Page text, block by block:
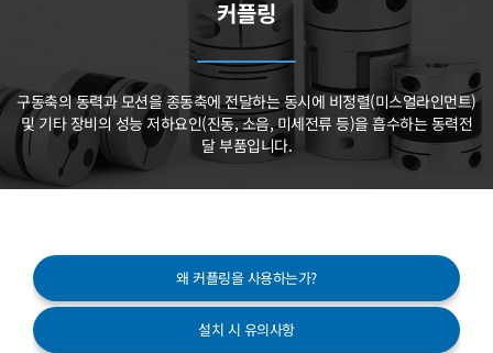
기술자료
회사소개
고객센터
커플링
구동축의 동력과 모션을 종동축에 전달하는 동시에 비정렬(미스얼라인먼트)
및 기타 장비의 성능 저하요인(진동, 소음, 미세전류 등)을 흡수하는 동력전
달 부품입니다.
왜 커플링을 사용하는가?
설치 시 유의사항